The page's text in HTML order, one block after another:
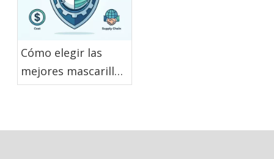
Cómo elegir las
mejores mascarillas
desechables para su